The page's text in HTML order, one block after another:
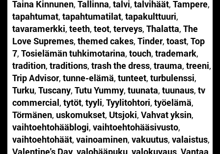
Taina Kinnunen, Tallinna, talvi, talvihäät, Tampere,
tapahtumat, tapahtumatilat, tapakulttuuri,
tavaramerkki, teeth, teot, terveys, Thalatta, The
Love Supremes, themed cakes, Tinder, toast, Top
7, Tosielämän tuhkimotarina, touch, trademark,
tradition, traditions, trash the dress, trauma, treeni,
Trip Advisor, tunne-elämä, tunteet, turbulenssi,
Turku, Tuscany, Tutu Yummy, tuunata, tuunaus, tv
commercial, tytöt, tyyli, Tyylitohtori, työelämä,
Törmänen, uskomukset, Utsjoki, Vahvat yksin,
vaihtoehtohääblogi, vaihtoehtohääsivusto,
vaihtoehtohäät, vainoaminen, vakuutus, valaistus,
Valentine's Day, valohääpuku, valokuvaus, Vantaa,